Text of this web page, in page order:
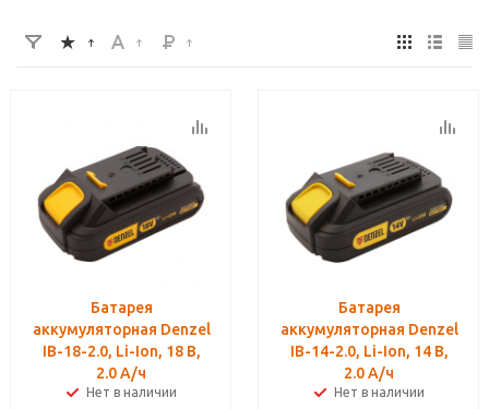
Батарея
аккумуляторная Denzel
IB-18-2.0, Li-Ion, 18 В,
2.0 А/ч
Нет в наличии
Батарея
аккумуляторная Denzel
IB-14-2.0, Li-Ion, 14 В,
2.0 А/ч
Нет в наличии